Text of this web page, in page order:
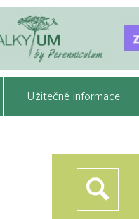
Užitečné informace